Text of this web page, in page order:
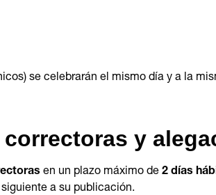
se celebrarán el mismo día y a la
y
en un plazo máximo de 2 días
a su publicación.